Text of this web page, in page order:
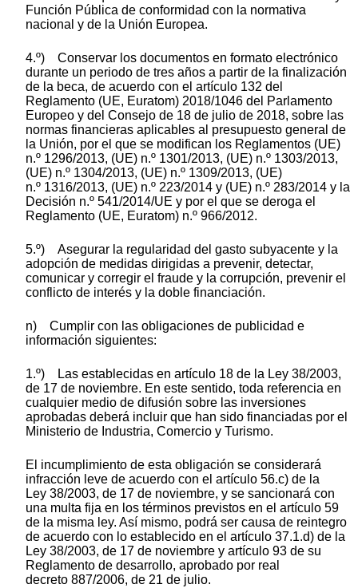
Función Pública de conformidad con la normativa
nacional y de la Unión Europea.
4.º) Conservar los documentos en formato electrónico
durante un periodo de tres años a partir de la finalización
de la beca, de acuerdo con el artículo 132 del
Reglamento (UE, Euratom) 2018/1046 del Parlamento
Europeo y del Consejo de 18 de julio de 2018, sobre las
normas financieras aplicables al presupuesto general de
la Unión, por el que se modifican los Reglamentos (UE)
n.º 1296/2013, (UE) n.º 1301/2013, (UE) n.º 1303/2013,
(UE) n.º 1304/2013, (UE) n.º 1309/2013, (UE)
n.º 1316/2013, (UE) n.º 223/2014 y (UE) n.º 283/2014 y la
Decisión n.º 541/2014/UE y por el que se deroga el
Reglamento (UE, Euratom) n.º 966/2012.
5.º) Asegurar la regularidad del gasto subyacente y la
adopción de medidas dirigidas a prevenir, detectar,
comunicar y corregir el fraude y la corrupción, prevenir el
conflicto de interés y la doble financiación.
n) Cumplir con las obligaciones de publicidad e
información siguientes:
1.º) Las establecidas en artículo 18 de la Ley 38/2003,
de 17 de noviembre. En este sentido, toda referencia en
cualquier medio de difusión sobre las inversiones
aprobadas deberá incluir que han sido financiadas por el
Ministerio de Industria, Comercio y Turismo.
El incumplimiento de esta obligación se considerará
infracción leve de acuerdo con el artículo 56.c) de la
Ley 38/2003, de 17 de noviembre, y se sancionará con
una multa fija en los términos previstos en el artículo 59
de la misma ley. Así mismo, podrá ser causa de reintegro
de acuerdo con lo establecido en el artículo 37.1.d) de la
Ley 38/2003, de 17 de noviembre y artículo 93 de su
Reglamento de desarrollo, aprobado por real
decreto 887/2006, de 21 de julio.